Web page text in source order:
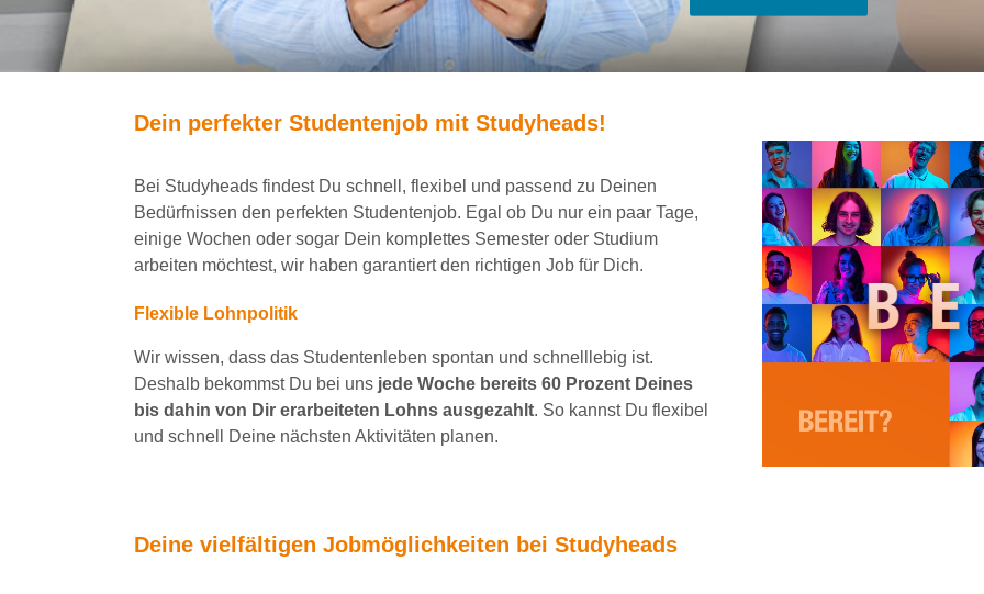
Dein perfekter Studentenjob mit Studyheads!
Bei Studyheads findest Du schnell, flexibel und passend zu Deinen
Bedürfnissen den perfekten Studentenjob. Egal ob Du nur ein paar Tage,
einige Wochen oder sogar Dein komplettes Semester oder Studium
arbeiten möchtest, wir haben garantiertden richtigen Job für Dich.
Flexible Lohnpolitik
Wir wissen, dass das Studentenleben spontan und schnelllebig ist.
Deshalb bekommst Du bei uns jede Woche bereits 60 Prozent Deines
bis dahin von Dir erarbeiteten Lohns ausgezahlt. So kannst Du flexibel
und schnell Deine nächsten Aktivitäten planen.
Deine vielfältigen Jobmöglichkeiten bei Studyheads